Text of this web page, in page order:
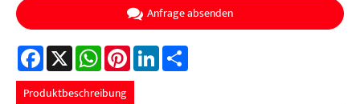
Anfrage absenden
Facebook
X WhatsAppPinterestLinkedIn
Produktbeschreibung